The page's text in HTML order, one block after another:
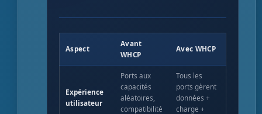
Aspect
Avant
WHCP
Avec WHCP
Expérience
utilisateur
Ports aux
capacités
aléatoires,
compatibilité
Tous les
ports gèrent
données +
charge +